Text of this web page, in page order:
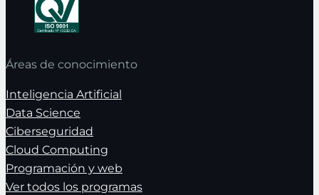
Áreas de conocimiento
Inteligencia Artificial
Data Science
Ciberseguridad
Cloud Computing
Programación y web
Ver todos los programas